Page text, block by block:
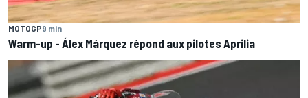
MOTOGP9 min
Warm-up - Álex Márquez répond aux pilotes Aprilia